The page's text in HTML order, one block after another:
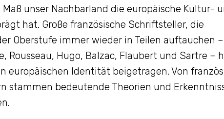
unser Nachbarland die europäische Kultur-
hat. Große französische Schriftsteller, die
Oberstufe immer wieder in Teilen auftauchen –
Rousseau, Hugo, Balzac, Flaubert und Sartre –
europäischen Identität beigetragen. Von
stammen bedeutende Theorien und